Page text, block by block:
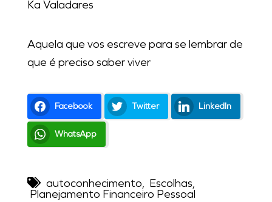
Ka Valadares
Aquela que vos escreve para se lembrar de
que é preciso saber viver
Facebook Twitter LinkedIn
WhatsApp
autoconhecimento, Escolhas,
Planejamento Financeiro Pessoal